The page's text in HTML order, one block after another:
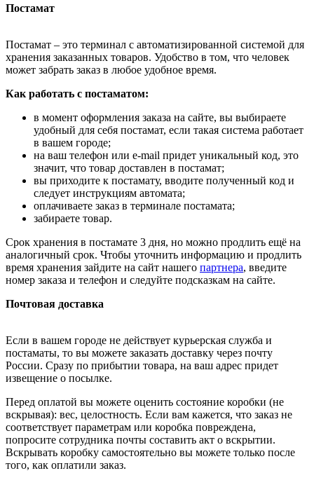
Постамат
Постамат – это терминал с автоматизированной системой для
хранения заказанных товаров. Удобство в том, что человек
может забрать заказ в любое удобное время.
Как работать с постаматом:
в момент оформления заказа на сайте, вы выбираете
удобный для себя постамат, если такая система работает
в вашем городе;
на ваш телефон или e-mail придет уникальный код, это
значит, что товар доставлен в постамат;
вы приходите к постамату, вводите полученный код и
следует инструкциям автомата;
оплачиваете заказ в терминале постамата;
забираете товар.
Срок хранения в постамате 3 дня, но можно продлить ещё на
аналогичный срок. Чтобы уточнить информацию и продлить
время хранения зайдите на сайт нашего партнера, введите
номер заказа и телефон и следуйте подсказкам на сайте.
Почтовая доставка
Если в вашем городе не действует курьерская служба и
постаматы, то вы можете заказать доставку через почту
России. Сразу по прибытии товара, на ваш адрес придет
извещение о посылке.
Перед оплатой вы можете оценить состояние коробки (не
вскрывая): вес, целостность. Если вам кажется, что заказ не
соответствует параметрам или коробка повреждена,
попросите сотрудника почты составить акт о вскрытии.
Вскрывать коробку самостоятельно вы можете только после
того, как оплатили заказ.